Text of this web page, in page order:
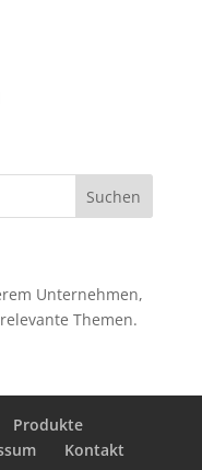
Unternehmen,
Themen.
Produkte
Kontakt